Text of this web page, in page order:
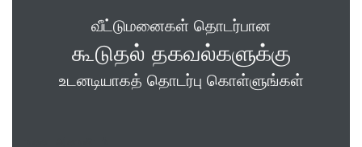
வீட்டுமனைகள் தொடர்பான
கூடுதல் தகவல்களுக்கு
உடனடியாகத் தொடர்பு கொள்ளுங்கள்